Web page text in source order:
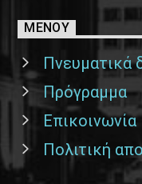
ΜΕΝΟΥ
Πνευματικά
Πρόγραμμα
Επικοινωνία
Πολιτική